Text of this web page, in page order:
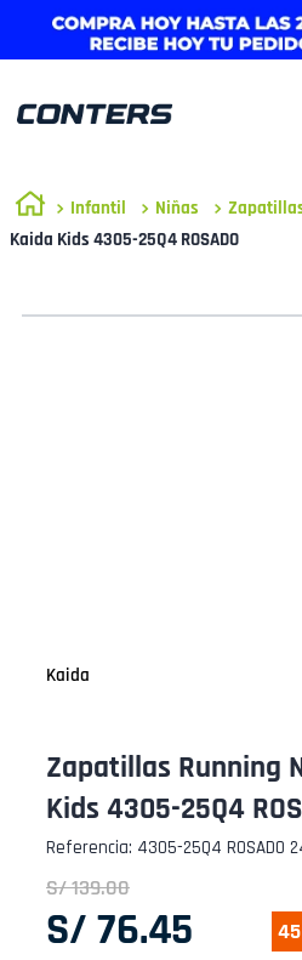
Infantil Niñas
Kaida Kids 4305-25Q4 ROSADO
Kaida
Zapatillas Running
Kids 4305-25Q4
Referencia: 4305-25Q4 ROSADO
S/139.00
S/ 76.45